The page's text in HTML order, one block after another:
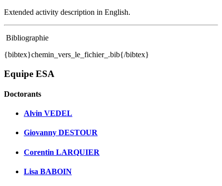
Extended activity description in English.
Bibliographie
{bibtex}chemin_vers_le_fichier_.bib{/bibtex}
Equipe ESA
Doctorants
Alvin VEDEL
Giovanny DESTOUR
Corentin LARQUIER
Lisa BABOIN